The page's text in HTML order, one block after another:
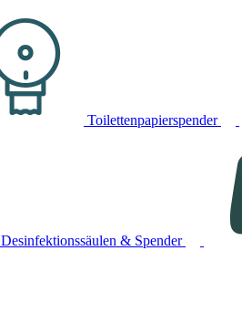
Toilettenpapierspender
Desinfektionssäulen & Spender